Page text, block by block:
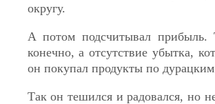
округу.
А потом подсчитывал прибыль.
конечно, а отсутствие убытка,
он покупал продукты по
Так он тешился и радовался, но